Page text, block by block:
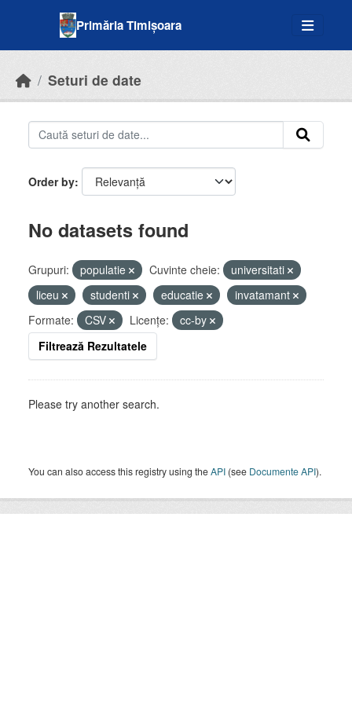
Primăria Timișoara
Seturi de date
Order by
No datasets found
Grupuri: populatie Cuvinte cheie:
universitati
liceu
studenti educatie
invatamant
Formate:
CSV Licenţe:
cc-by
Filtrează Rezultatele
Please try another search.
You can also access this registry using theAPI (see Documente API).